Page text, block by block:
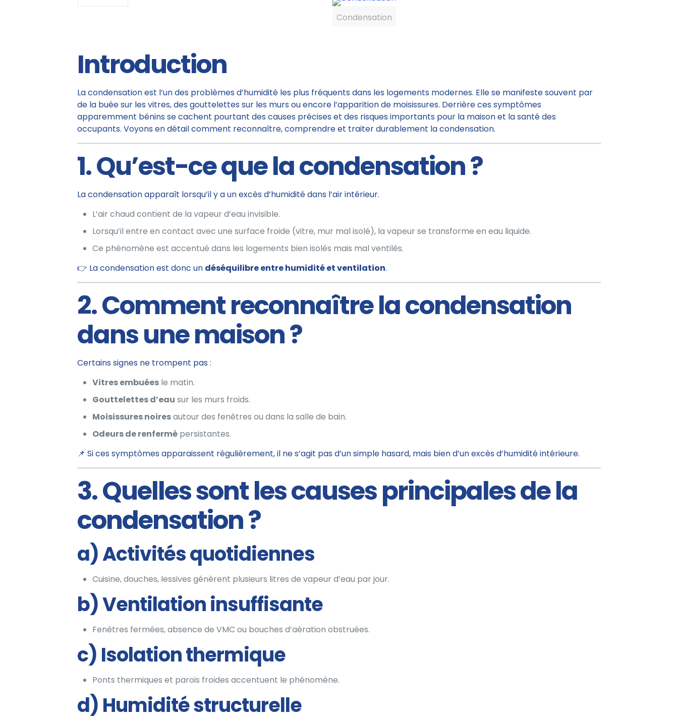
Condensation
Introduction
La condensation est l’un des problèmes d’humidité les plus fréquents dans les logements modernes. Elle se manifeste souvent par
de la buée sur les vitres, des gouttelettes sur les murs ou encore l’apparition de moisissures. Derrière ces symptômes
apparemment bénins se cachent pourtant des causes précises et des risques importants pour la maison et la santé des
occupants. Voyons en détail comment reconnaître, comprendre et traiter durablement la condensation.
1. Qu’est-ce que la condensation ?
La condensation apparaît lorsqu’il y a un excès d’humidité dans l’air intérieur.
L’air chaud contient de la vapeur d’eau invisible.
Lorsqu’il entre en contact avec une surface froide (vitre, mur mal isolé), la vapeur se transforme en eau liquide.
Ce phénomène est accentué dans les logements bien isolés mais mal ventilés.
👉 La condensation est donc un déséquilibre entre humidité et ventilation.
2. Comment reconnaître la condensation
dans une maison ?
Certains signes ne trompent pas :
Vitres embuéesle matin.
Gouttelettes d’eau sur les murs froids.
Moisissures noiresautour des fenêtres ou dans la salle de bain.
Odeurs de renfermépersistantes.
📌 Si ces symptômes apparaissent régulièrement, il ne s’agit pas d’un simple hasard, mais bien d’un excès d’humidité intérieure.
3. Quelles sont les causes principales de la
condensation ?
a) Activités quotidiennes
Cuisine, douches, lessives génèrent plusieurs litres de vapeur d’eau par jour.
b) Ventilation insuffisante
Fenêtres fermées, absence de VMC ou bouches d’aération obstruées.
c) Isolation thermique
Ponts thermiques et parois froides accentuent le phénomène.
d) Humidité structurelle